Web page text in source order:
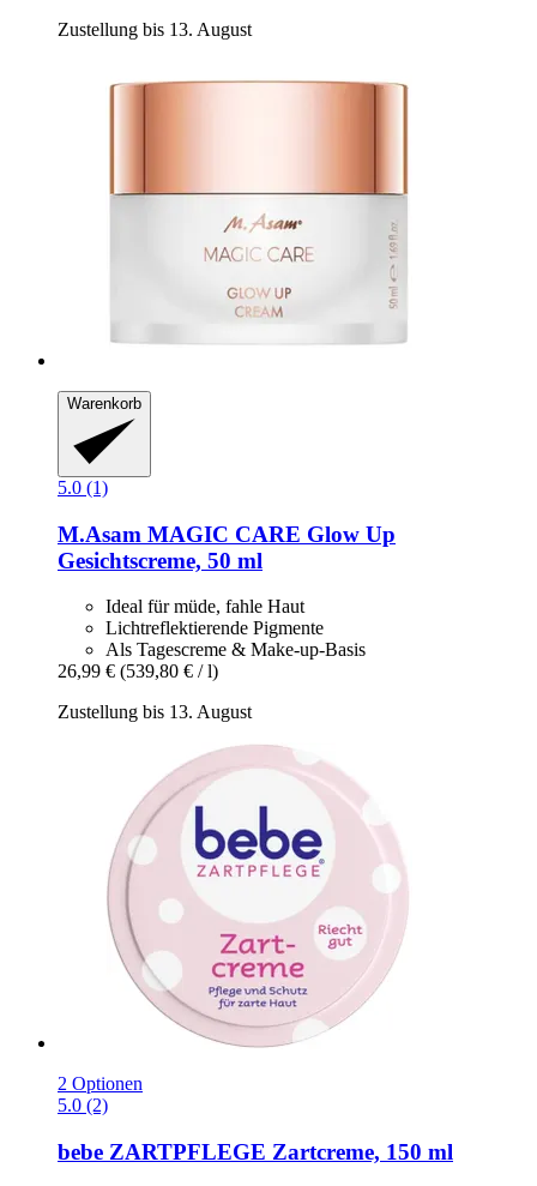
Zustellung bis 13. August
Warenkorb
5.0 (1)
M.Asam MAGIC CARE Glow Up
Gesichtscreme, 50 ml
Ideal für müde, fahle Haut
Lichtreflektierende Pigmente
Als Tagescreme & Make-up-Basis
26,99 € (539,80 € / l)
Zustellung bis 13. August
2 Optionen
5.0 (2)
bebe ZARTPFLEGE Zartcreme, 150 ml